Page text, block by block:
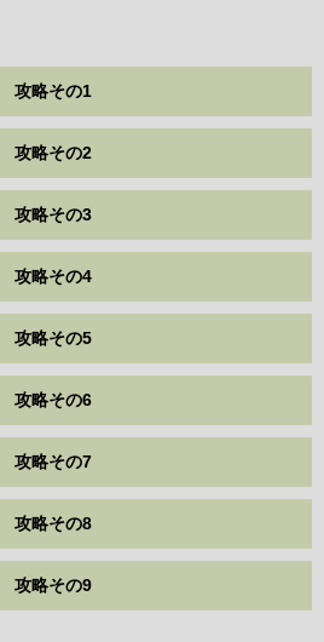
攻略その1
攻略その2
攻略その3
攻略その4
攻略その5
攻略その6
攻略その7
攻略その8
攻略その9